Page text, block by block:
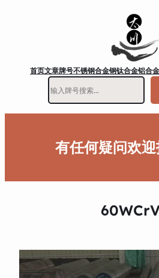
首页文章牌号不锈钢合金钢钛合金铝合金
有任何疑问欢